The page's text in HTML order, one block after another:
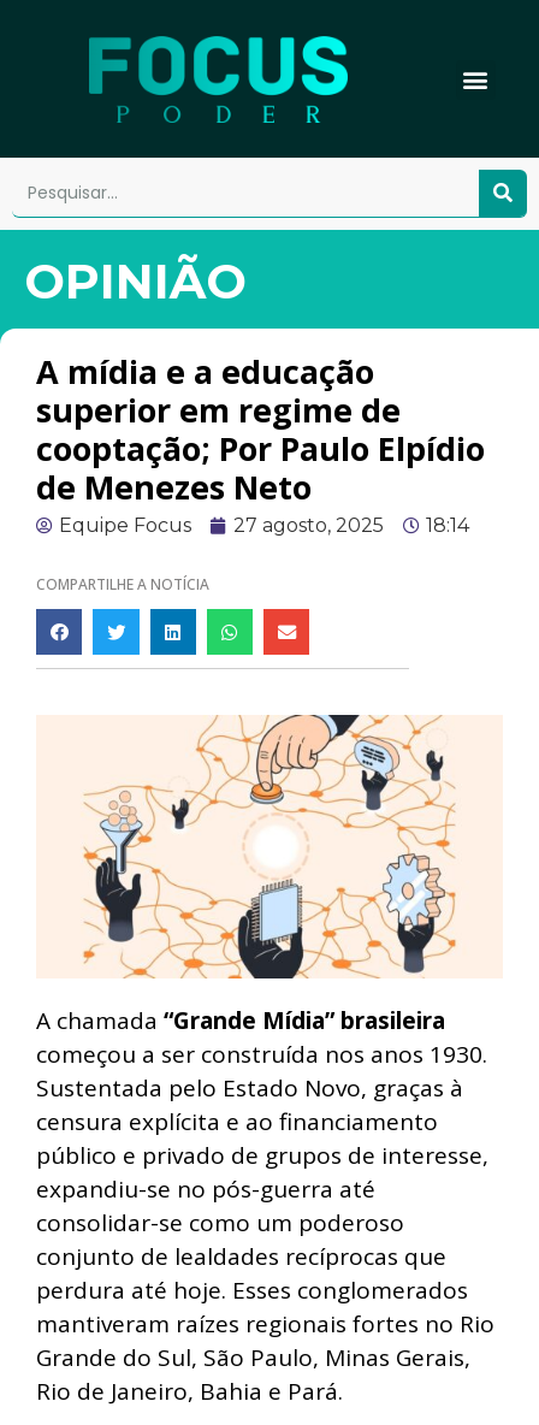
OPINIÃO
A mídia e a educação
superior em regime de
cooptação; Por Paulo Elpídio
de Menezes Neto
Equipe Focus 27 agosto, 2025 18:14
COMPARTILHE A NOTÍCIA
A chamada “Grande Mídia” brasileira
começou a ser construída nos anos 1930.
Sustentada pelo Estado Novo, graças à
censura explícita e ao financiamento
público e privado de grupos de interesse,
expandiu-se no pós-guerra até
consolidar-se como um poderoso
conjunto de lealdades recíprocas que
perdura até hoje. Esses conglomerados
mantiveram raízes regionais fortes no Rio
Grande do Sul, São Paulo, Minas Gerais,
Rio de Janeiro, Bahia e Pará.